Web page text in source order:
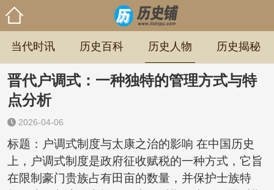
当代时讯 历史百科 历史人物 历史揭秘
晋代户调式：一种独特的管理方式与特
点分析
2026-04-06
标题：户调式制度与太康之治的影响 在中国历史
上，户调式制度是政府征收赋税的一种方式，它旨
在限制豪门贵族占有田亩的数量，并保护士族特